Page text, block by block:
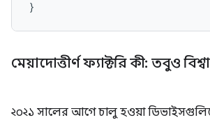
মেয়াদোত্তীর্ণ ফ্যাক্টরি কী: তবুও
২০২১ সালের আগে চালু হওয়া